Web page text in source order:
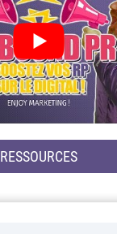
RESSOURCES